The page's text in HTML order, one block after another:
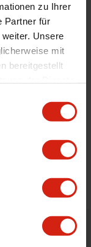
zu Ihrer
Partner für
Unsere
mit
bereitgestellt